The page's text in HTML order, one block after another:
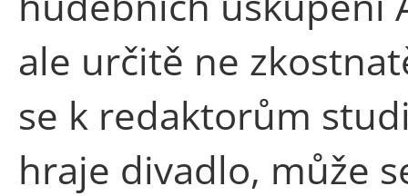
ale určitě ne
se k redaktorům
hraje divadlo, může